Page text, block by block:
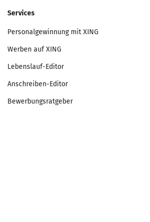
Services
Personalgewinnung mit XING
Werben auf XING
Lebenslauf-Editor
Anschreiben-Editor
Bewerbungsratgeber